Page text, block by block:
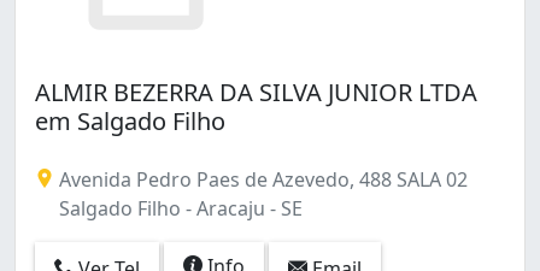
ALMIR BEZERRA DA SILVA JUNIOR LTDA
em Salgado Filho
Avenida Pedro Paes de Azevedo, 488 SALA 02
Salgado Filho - Aracaju - SE